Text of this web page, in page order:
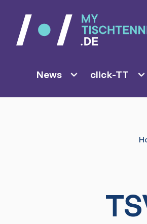
News click-TT